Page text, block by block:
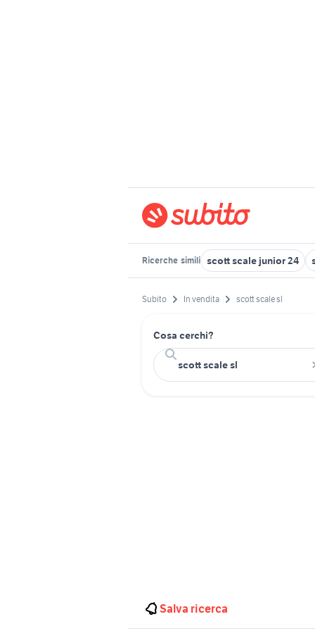
Ricerche simili scott scale junior 24
Subito In vendita scott scale sl
Cosa cerchi?
Salva ricerca